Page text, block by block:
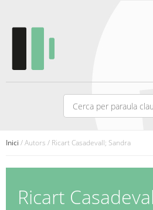
Inici / Autors / Ricart Casadevall; Sandra
Ricart